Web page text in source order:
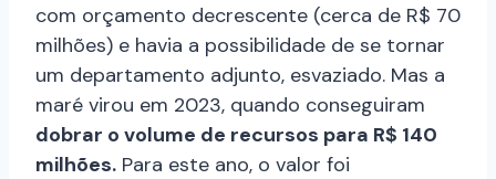
com orçamento decrescente (cerca de R$ 70
milhões) e havia a possibilidade de se tornar
um departamento adjunto, esvaziado. Mas a
maré virou em 2023, quando conseguiram
dobrar o volume de recursos para R$ 140
milhões. Para este ano, o valor foi